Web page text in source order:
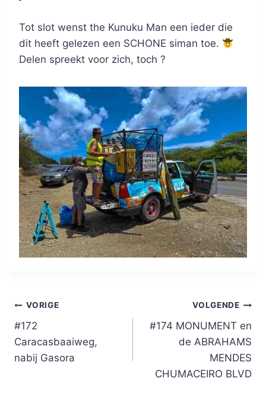
Tot slot wenst the Kunuku Man een ieder die
dit heeft gelezen een SCHONE siman toe.
Delen spreekt voor zich, toch ?
Bericht
navigatie
VORIGE
#172
Caracasbaaiweg,
nabij Gasora
VOLGENDE
#174 MONUMENT en
de ABRAHAMS
MENDES
CHUMACEIRO BLVD